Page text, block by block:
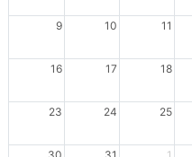
9 10 11
16 17 18
23 24 25